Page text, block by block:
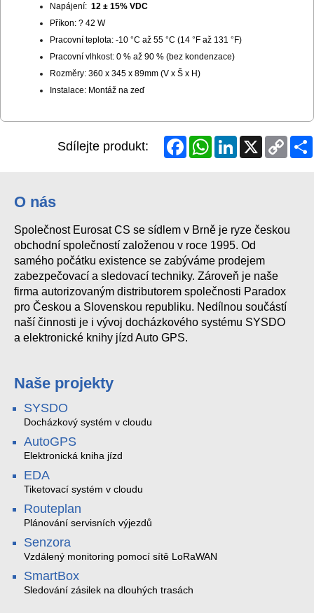
Napájení: 12 ± 15% VDC
Příkon: ? 42 W
Pracovní teplota: -10 °C až 55 °C (14 °F až 131 °F)
Pracovní vlhkost: 0 % až 90 % (bez kondenzace)
Rozměry: 360 x 345 x 89mm (V x Š x H)
Instalace: Montáž na zeď
Sdílejte produkt: FacebookWhatsAppLinkedInX
Copy
Link
O nás
Společnost Eurosat CS se sídlem v Brně je ryze českou
obchodní společností založenou v roce 1995. Od
samého počátku existence se zabýváme prodejem
zabezpečovací a sledovací techniky. Zároveň je naše
firma autorizovaným distributorem společnosti Paradox
pro Českou a Slovenskou republiku. Nedílnou součástí
naší činnosti je i vývoj docházkového systému SYSDO
a elektronické knihy jízd Auto GPS.
Naše projekty
SYSDO
Docházkový systém v cloudu
AutoGPS
Elektronická kniha jízd
EDA
Tiketovací systém v cloudu
Routeplan
Plánování servisních výjezdů
Senzora
Vzdálený monitoring pomocí sítě LoRaWAN
SmartBox
Sledování zásilek na dlouhých trasách